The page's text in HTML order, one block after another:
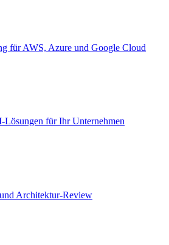
für AWS, Azure und Google Cloud
für Ihr Unternehmen
Architektur-Review